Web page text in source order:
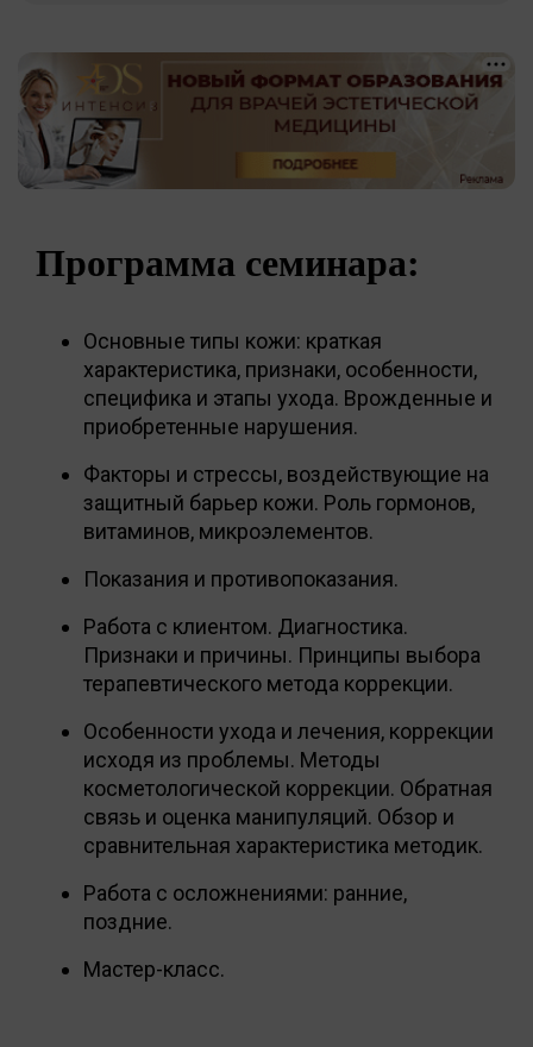
Программа семинара:
Основные типы кожи: краткая
характеристика, признаки, особенности,
специфика и этапы ухода. Врожденные и
приобретенные нарушения.
Факторы и стрессы, воздействующие на
защитный барьер кожи. Роль гормонов,
витаминов, микроэлементов.
Показания и противопоказания.
Работа с клиентом. Диагностика.
Признаки и причины. Принципы выбора
терапевтического метода коррекции.
Особенности ухода и лечения, коррекции
исходя из проблемы. Методы
косметологической коррекции. Обратная
связь и оценка манипуляций. Обзор и
сравнительная характеристика методик.
Работа с осложнениями: ранние,
поздние.
Мастер-класс.